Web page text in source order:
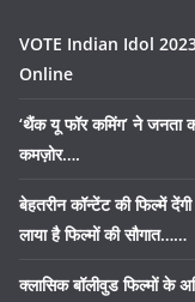
VOTE Indian Idol
Online
‘थैंक यू फॉर कमिंग’ ने जनता
कमज़ोर….
बेहतरीन कॉन्टेंट की फिल्में
लाया है फिल्मों की सौगात……
क्लासिक बॉलीवुड फिल्मों के